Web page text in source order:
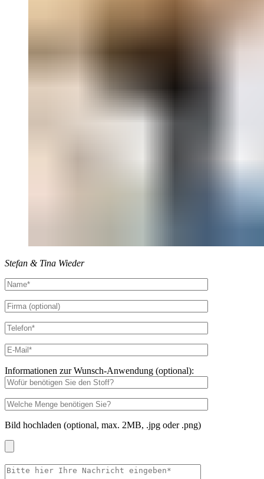
Stefan & Tina Wieder
Informationen zur Wunsch-Anwendung (optional):
Bild hochladen (optional, max. 2MB, .jpg oder .png)